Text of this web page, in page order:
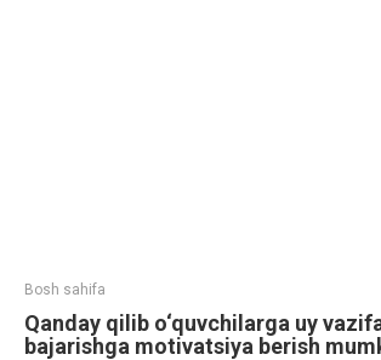
Bosh sahifa
Qanday qilib o‘quvchilarga uy
bajarishga motivatsiya berish